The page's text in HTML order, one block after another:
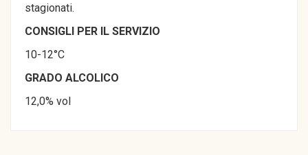
stagionati.
CONSIGLI PER IL SERVIZIO
10-12°C
GRADO ALCOLICO
12,0% vol